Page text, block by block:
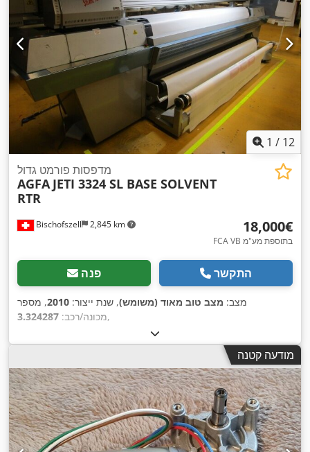
1 / 12
Bischofszell 2,845 km
מדפסות פורמט גדול
AGFA JETI 3324 SL BASE SOLVENT
RTR
‏18,000 ‏€
FCA VB בתוספת מע"מ
פנה התקשר
מצב: מצב טוב מאוד (משומש), שנת ייצור: 2010, מספר
מכונה/רכב: 3.324287 ,
מודעה קטנה